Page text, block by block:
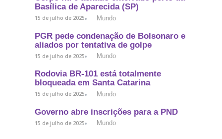
Basílica de Aparecida (SP)
15 de julho de 2025 Mundo
PGR pede condenação de Bolsonaro e
aliados por tentativa de golpe
15 de julho de 2025 Mundo
Rodovia BR-101 está totalmente
bloqueada em Santa Catarina
15 de julho de 2025 Mundo
Governo abre inscrições para a PND
15 de julho de 2025 Mundo